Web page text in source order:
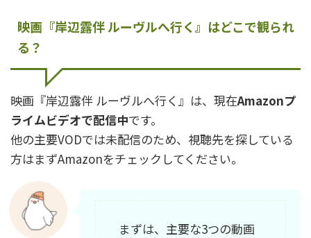
映画『岸辺露伴 ルーヴルへ行く』はどこで観られ
る？
映画『岸辺露伴 ルーヴルへ行く』は、現在Amazonプ
ライムビデオで配信中です。
他の主要VODでは未配信のため、視聴先を探している
方はまずAmazonをチェックしてください。
まずは、主要な3つの動画